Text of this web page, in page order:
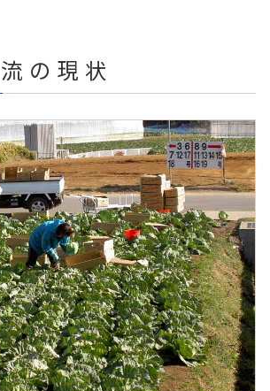
の現状